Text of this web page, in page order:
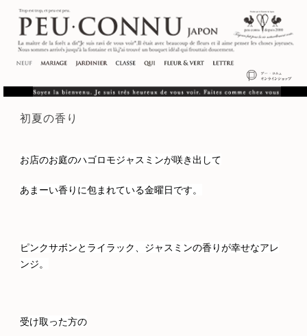
初夏の香り
お店のお庭のハゴロモジャスミンが咲き出して
あまーい香りに包まれている金曜日です。
ピンクサボンとライラック、ジャスミンの香りが幸せなアレ
ンジ。
受け取った方の